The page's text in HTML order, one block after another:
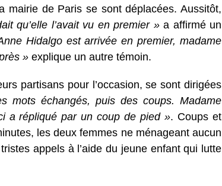
mairie de Paris se sont déplacées. Aussitôt,
qu’elle l’avait vu en premier »a affirmé un
Hidalgo est arrivée en premier, madame
» explique un autre témoin.
partisans pour l’occasion, se sont dirigées
mots échangés, puis des coups. Madame
a répliqué par un coup de pied ». Coups et
les deux femmes ne ménageant aucun
appels à l’aide du jeune enfant qui lutte